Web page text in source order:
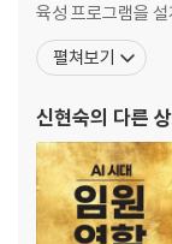
나는 ‘일하는 사람’에
AI는 내 생각을 더 또
경험이
흐릿해질 때, AI는 방
육성 프로그램을
는 기업 교육 전문
정, 조직문화 및 성
르게 움직이게
펼쳐보기
신현숙의 다른